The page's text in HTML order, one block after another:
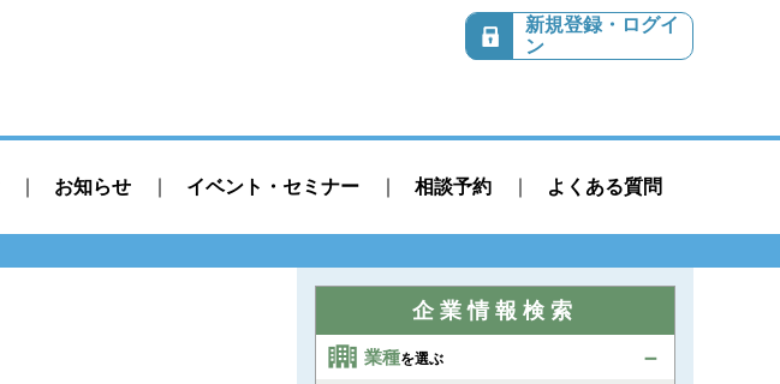
新規登録・ログイ
ン
お知らせ イベント・セミナー 相談予約 よくある質問
企業情報検索
業種を選ぶ